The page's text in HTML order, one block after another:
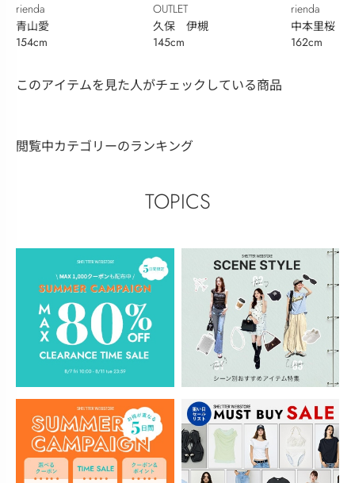
rienda
青山愛
154cm
OUTLET
久保 伊槻
145cm
rienda
中本里桜
162cm
このアイテムを見た人がチェックしている商品
閲覧中カテゴリーのランキング
TOPICS